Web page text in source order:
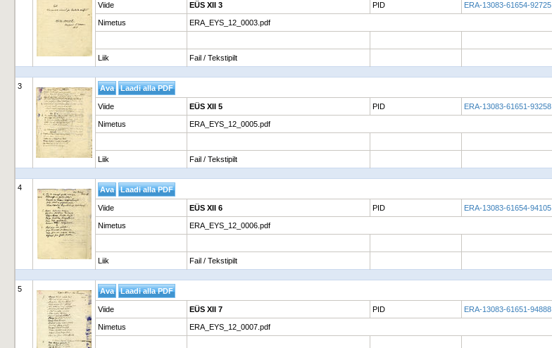
Viide EÜS XII 3 PID ERA-13083-61654-92725
Nimetus ERA_EYS_12_0003.pdf
Liik Fail / Tekstipilt
3
Viide EÜS XII 5 PID ERA-13083-61651-93258
Nimetus ERA_EYS_12_0005.pdf
Liik Fail / Tekstipilt
4
Viide EÜS XII 6 PID ERA-13083-61654-94105
Nimetus ERA_EYS_12_0006.pdf
Liik Fail / Tekstipilt
5
Viide EÜS XII 7 PID ERA-13083-61651-94888
Nimetus ERA_EYS_12_0007.pdf